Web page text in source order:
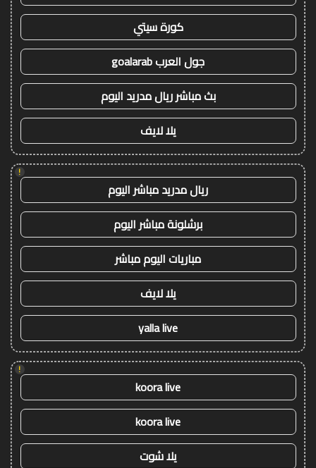
كورة سيتي
جول العرب goalarab
بث مباشر ريال مدريد اليوم
يلا لايف
!
ريال مدريد مباشر اليوم
برشلونة مباشر اليوم
مباريات اليوم مباشر
يلا لايف
yalla live
!
koora live
koora live
يلا شوت